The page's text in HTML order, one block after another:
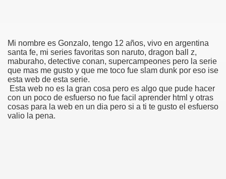
Mi nombre es Gonzalo, tengo 12 años, vivo en argentina
santa fe, mi series favoritas son naruto, dragon ball z,
maburaho, detective conan, supercampeones pero la serie
que mas me gusto y que me toco fue slam dunk por eso ise
esta web de esta serie.
Esta web no es la gran cosa pero es algo que pude hacer
con un poco de esfuerso no fue facil aprender html y otras
cosas para la web en un dia pero si a ti te gusto el esfuerso
valio la pena.
dunk